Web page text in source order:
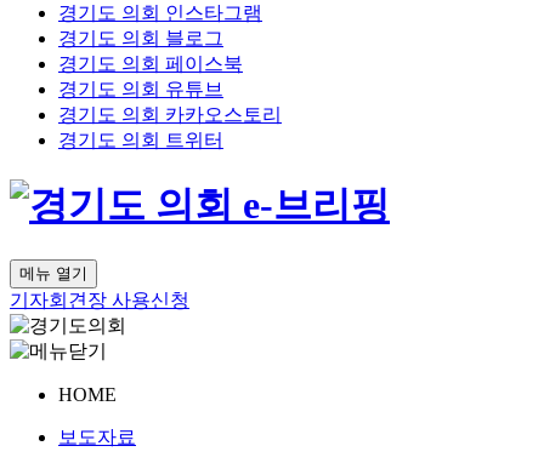
경기도 의회 인스타그램
경기도 의회 블로그
경기도 의회 페이스북
경기도 의회 유튜브
경기도 의회 카카오스토리
경기도 의회 트위터
메뉴 열기
기자회견장 사용신청
HOME
보도자료